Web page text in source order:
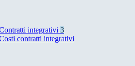
integrativi 3
contratti integrativi